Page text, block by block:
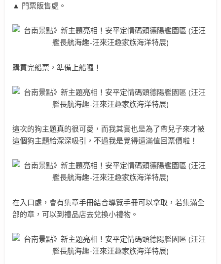
▲ 門票販售處。
購買完船票，準備上船囉！
這次的狗主題真的很可愛，而我其實也是為了帶兒子來才被
這個狗主題給深深吸引，不過我是覺得還滿值回票價啦！
在入口處，會有集章手冊結合導覽手冊可以拿取，若集滿全
部的章，可以到禮品店去兌換小禮物。